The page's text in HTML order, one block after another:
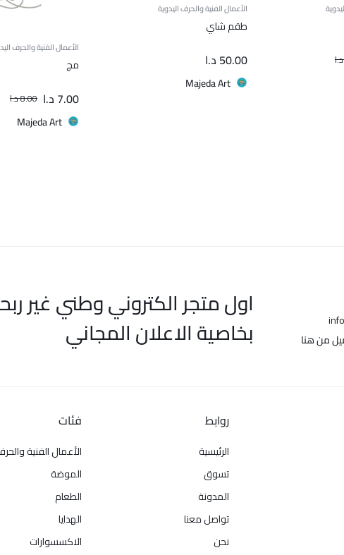
د.ا
الأعمال الفنية والحرف اليدوية
طقم شاي
50.00 د.ا
Majeda Art
الأعمال الفنية والحرف
مج
8.00د.ا 7.00 د.ا
Majeda Art
من هنا
اول متجر الكتروني وطني غير
بخاصية الاعلان المجاني
روابط
الرئيسية
تسوق
المدونة
تواصل معنا
نحن
فئات
الأعمال الفنية
الموضة
الطعام
الهدايا
الاكسسوارات